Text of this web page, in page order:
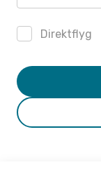
Direktflyg